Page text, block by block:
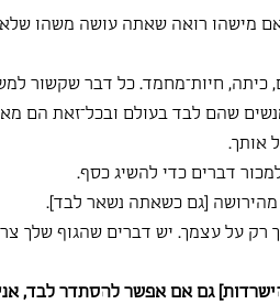
מישהו רואה שאתה עושה משהו
חיות־מחמד. כל דבר שקשור
שהם לבד בעולם ובכל־זאת הם
אותך.
דברים כדי להשיג כסף.
[גם כשאתה נשאר לבד].
על עצמך. יש דברים שהגוף שלך
גם אם אפשר להסתדר לבד,